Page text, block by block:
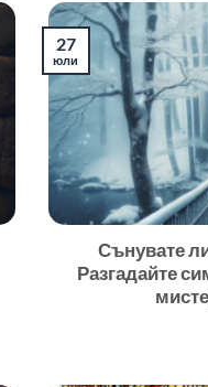
Сънувате
Разгадайте
27
юли